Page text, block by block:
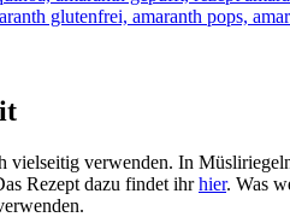
vielseitig verwenden. In
Rezept dazu findet ihrhier. Was